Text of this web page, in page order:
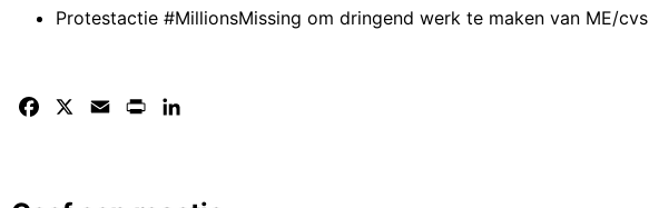
Protestactie #MillionsMissing om dringend werk te maken van ME/cvs
Facebook Email Print